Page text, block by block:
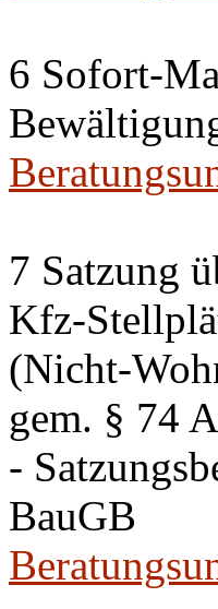
6 Sofort-
7 Satzung
Kfz-
(Nicht-
gem. § 74
-
BauGB